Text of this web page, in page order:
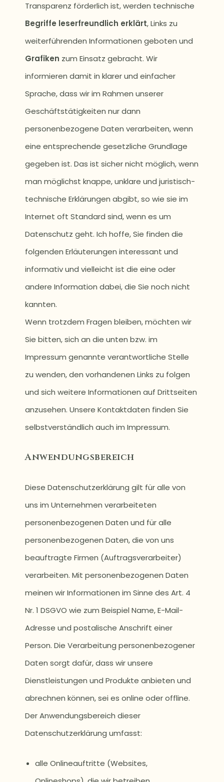
Transparenz förderlich ist, werden technische
Begriffe leserfreundlich erklärt, Links zu
weiterführenden Informationen geboten und
Grafiken zum Einsatz gebracht. Wir
informieren damit in klarer und einfacher
Sprache, dass wir im Rahmen unserer
Geschäftstätigkeiten nur dann
personenbezogene Daten verarbeiten, wenn
eine entsprechende gesetzliche Grundlage
gegeben ist. Das ist sicher nicht möglich, wenn
man möglichst knappe, unklare und juristisch-
technische Erklärungen abgibt, so wie sie im
Internet oft Standard sind, wenn es um
Datenschutz geht. Ich hoffe, Sie finden die
folgenden Erläuterungen interessant und
informativ und vielleicht ist die eine oder
andere Information dabei, die Sie noch nicht
kannten.
Wenn trotzdem Fragen bleiben, möchten wir
Sie bitten, sich an die unten bzw. im
Impressum genannte verantwortliche Stelle
zu wenden, den vorhandenen Links zu folgen
und sich weitere Informationen auf Drittseiten
anzusehen. Unsere Kontaktdaten finden Sie
selbstverständlich auch im Impressum.
Anwendungsbereich
Diese Datenschutzerklärung gilt für alle von
uns im Unternehmen verarbeiteten
personenbezogenen Daten und für alle
personenbezogenen Daten, die von uns
beauftragte Firmen (Auftragsverarbeiter)
verarbeiten. Mit personenbezogenen Daten
meinen wir Informationen im Sinne des Art. 4
Nr. 1 DSGVO wie zum Beispiel Name, E-Mail-
Adresse und postalische Anschrift einer
Person. Die Verarbeitung personenbezogener
Daten sorgt dafür, dass wir unsere
Dienstleistungen und Produkte anbieten und
abrechnen können, sei es online oder offline.
Der Anwendungsbereich dieser
Datenschutzerklärung umfasst:
alle Onlineauftritte (Websites,